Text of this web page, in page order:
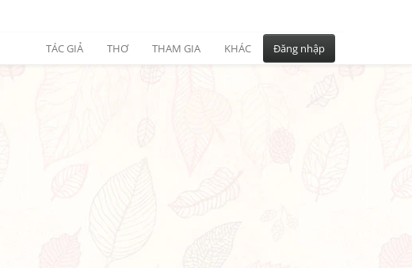
TÁC GIẢ THƠ THAM GIA KHÁC Đăng nhập